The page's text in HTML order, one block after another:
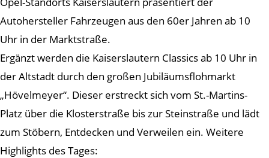
Autohersteller Fahrzeugen aus den 60er Jahren ab 10
Uhr in der Marktstraße.
Ergänzt werden die Kaiserslautern Classics ab 10 Uhr in
der Altstadt durch den großen Jubiläumsflohmarkt
„Hövelmeyer“. Dieser erstreckt sich vom St.-Martins-
Platz über die Klosterstraße bis zur Steinstraße und lädt
zum Stöbern, Entdecken und Verweilen ein. Weitere
Highlights des Tages: